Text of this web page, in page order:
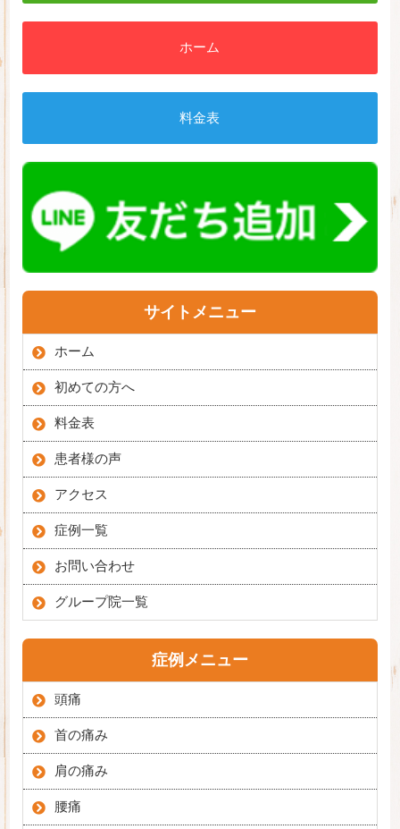
ホーム
料金表
サイトメニュー
ホーム
初めての方へ
料金表
患者様の声
アクセス
症例一覧
お問い合わせ
グループ院一覧
症例メニュー
頭痛
首の痛み
肩の痛み
腰痛